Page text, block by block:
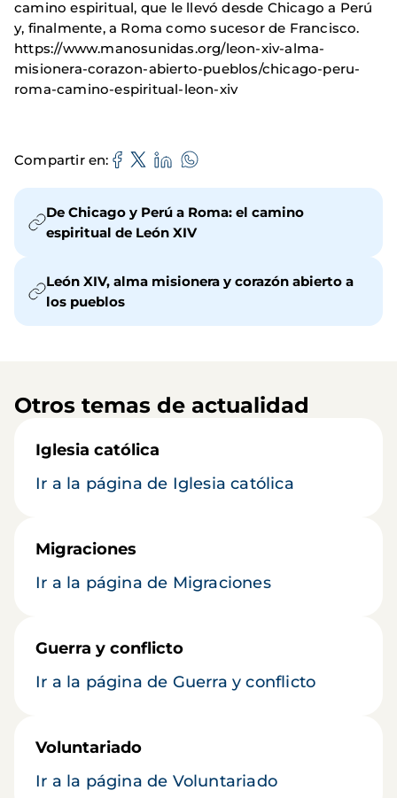
camino espiritual, que le llevó desde Chicago a Perú
y, finalmente, a Roma como sucesor de Francisco.
https://www.manosunidas.org/leon-xiv-alma-
misionera-corazon-abierto-pueblos/chicago-peru-
roma-camino-espiritual-leon-xiv
Compartir en
De Chicago y Perú a Roma: el camino
espiritual de León XIV
León XIV, alma misionera y corazón abierto a
los pueblos
Otros temas de actualidad
Iglesia católica
Ir a la página de Iglesia católica
Migraciones
Ir a la página de Migraciones
Guerra y conflicto
Ir a la página de Guerra y conflicto
Voluntariado
Ir a la página de Voluntariado